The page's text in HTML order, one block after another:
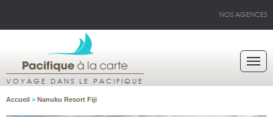
NOS AGENCES
VOYAGE DANS LE PACIFIQUE
Accueil > Nanuku Resort Fiji